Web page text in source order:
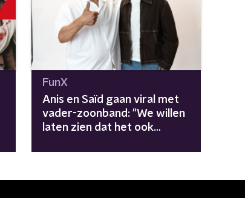
FunX
Anis en Saïd gaan viral met
vader-zoonband: "We willen
laten zien dat het ook